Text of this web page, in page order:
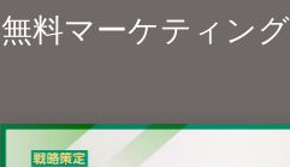
無料マーケティン